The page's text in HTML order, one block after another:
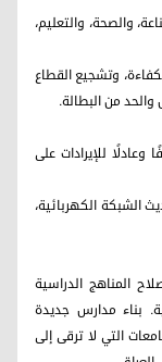
والصحة، والتعليم،
وتشجيع القطاع
من البطالة.
للإيرادات على
الشبكة الكهربائية،
المناهج الدراسية
بناء مدارس جديدة
التي لا ترقى إلى